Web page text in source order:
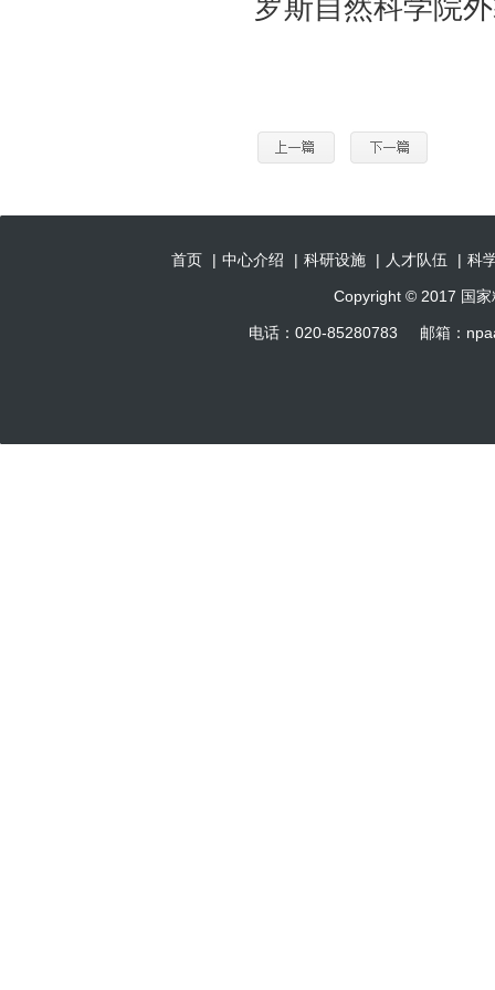
罗斯自然科学院
首页 | 中心介绍 | 科研设施 | 人才队伍 | 科
Copyright © 2017 国
电话：020-85280783 邮箱：